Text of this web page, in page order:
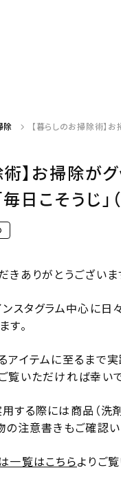
除 【暮らしのお掃除術】
術】お掃除が
毎日こそうじ
きありがとうございま
ンスタグラム中心に
す。
アイテムに至るまで
覧いただければ幸いで
する際には商品（洗
の注意書きもご確認い
一覧はこちらよりご